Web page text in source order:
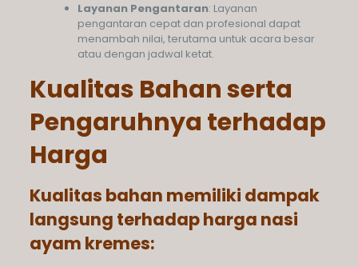
Layanan Pengantaran: Layanan
pengantaran cepat dan profesional dapat
menambah nilai, terutama untuk acara besar
atau dengan jadwal ketat.
Kualitas Bahan serta
Pengaruhnya terhadap
Harga
Kualitas bahan memiliki dampak
langsung terhadap harga nasi
ayam kremes: